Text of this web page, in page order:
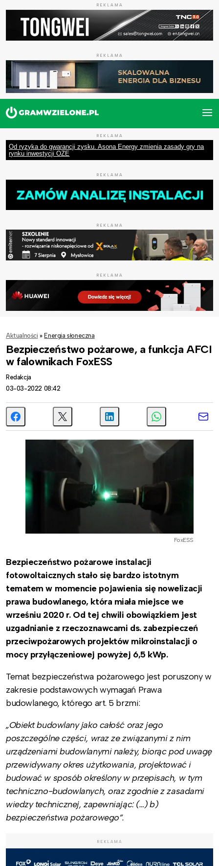
REKLAMA
REKLAMA
REKLAMA
Od ryzyka do gwarancji zysku. Asona Energy zmienia zasady gry na
rynku inwestycji OZE
REKLAMA
REKLAMA
REKLAMA
Aktualności » Energia słoneczna
Bezpieczeństwo pożarowe, a funkcja AFCI
w falownikach FoxESS
Redakcja
03-03-2022 08:42
FoxESS
Bezpieczeństwo pożarowe instalacji
fotowoltaicznych stało się bardzo istotnym
tematem w momencie pojawienia się nowelizacji
prawa budowlanego, która miała miejsce we
wrześniu 2020 r. Od tej chwili obowiązkiem jest
uzgadnianie z rzeczoznawcami ds. zabezpieczeń
przeciwpożarowych projektów mikroinstalacji o
mocy przyłączeniowej powyżej 6,5 kWp.
Temat bezpieczeństwa pożarowego jest poruszony w
zakresie podstawowych wymagań Prawa
budowlanego, którego art. 5 brzmi:
„Obiekt budowlany jako całość oraz jego
poszczególne części, wraz ze związanymi z nim
urządzeniami budowlanymi należy, biorąc pod uwagę
przewidywany okres użytkowania, projektować i
budować w sposób określony w przepisach, w tym
techniczno-budowlanych, oraz zgodnie z zasadami
wiedzy technicznej, zapewniając: (…) b)
bezpieczeństwa pożarowego”.
REKLAMA